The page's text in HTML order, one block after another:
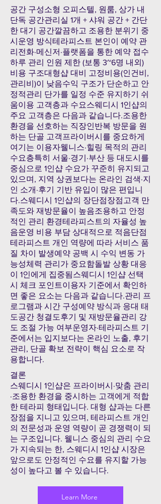
공간 구성소형 오피스텔, 원룸, 상가 내
단독 공간관리실 1개 + 샤워 공간 + 간단
한 대기 공간깔끔하고 조용한 분위기 중
시운영 방식테라피스트 본인이 예약 관
리전화·메신저·플랫폼을 통한 예약 접수
하루 관리 인원 제한 (보통 3~6명 내외)
비용 구조대형샵 대비 고정비용(인건비,
관리비)이 낮음수익 구조가 단순하고 안
정적관리 단가를 일정 수준 유지하기 쉬
움이용 고객층과 수요스웨디시 1인샵의
주요 고객층은 다음과 같습니다.조용한
환경을 선호하는 직장인반복 방문을 원
하는 단골 고객프라이버시를 중요하게
여기는 이용자웰니스·힐링 목적의 관리
수요층특히 서울·경기·부산 등 대도시를
중심으로 1인샵 수요가 꾸준히 유지되고
있으며, 지역 상권보다는 온라인 검색·지
인 소개·후기 기반 유입이 많은 편입니
다.스웨디시 1인샵의 장단점장점고객 만
족도와 재방문율이 높음조용하고 안정
적인 관리 환경테라피스트의 자율성 높
음운영 비용 부담 상대적으로 적음단점
테라피스트 개인 역량에 따라 서비스 품
질 차이 발생예약 공백 시 수익 변동 가
능성체력 관리가 중요함돌발 상황 대응
이 1인에게 집중됨스웨디시 1인샵 선택
시 체크 포인트이용자 기준에서 확인하
면 좋은 요소는 다음과 같습니다.관리 프
로그램과 시간 구성예약 방식과 응대 태
도공간 청결도후기 및 재방문율관리 강
도 조절 가능 여부운영자·테라피스트 기
준에서는 입지보다는 온라인 노출, 후기
관리, 단골 확보 전략이 핵심 요소로 작
용합니다.
결론
스웨디시 1인샵은 프라이버시·맞춤 관리
·조용한 환경을 중시하는 고객에게 적합
한 테라피 형태입니다. 대형 샵과는 다른
장점을 지니고 있으며, 테라피스트 개인
의 전문성과 운영 역량이 곧 경쟁력이 되
는 구조입니다. 웰니스 중심의 관리 수요
가 지속되는 한, 스웨디시 1인샵 시장은
앞으로도 안정적인 수요를 유지할 가능
성이 높다고 볼 수 있습니다.
Learn More